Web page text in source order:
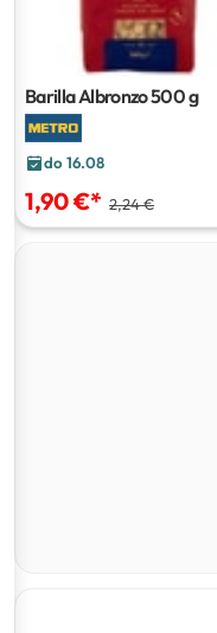
Barilla Albronzo500 g
do 16.08
1,90 €* 2,24 €